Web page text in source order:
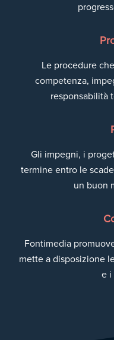
Le procedure
competenza,
responsabilità
Gli impegni, i
termine entro le
un buon
Fontimedia
mette a disposizione
e i